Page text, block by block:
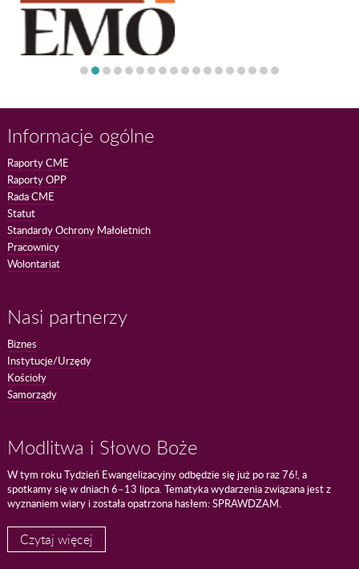
Informacje ogólne
Raporty CME
Raporty OPP
Rada CME
Statut
Standardy Ochrony Małoletnich
Pracownicy
Wolontariat
Nasi partnerzy
Biznes
Instytucje/Urzędy
Kościoły
Samorządy
Modlitwa i Słowo Boże
W tym roku Tydzień Ewangelizacyjny odbędzie się już po raz 76!, a
spotkamy się w dniach 6–13 lipca. Tematyka wydarzenia związana jest z
wyznaniem wiary i została opatrzona hasłem: SPRAWDZAM.
Czytaj więcej